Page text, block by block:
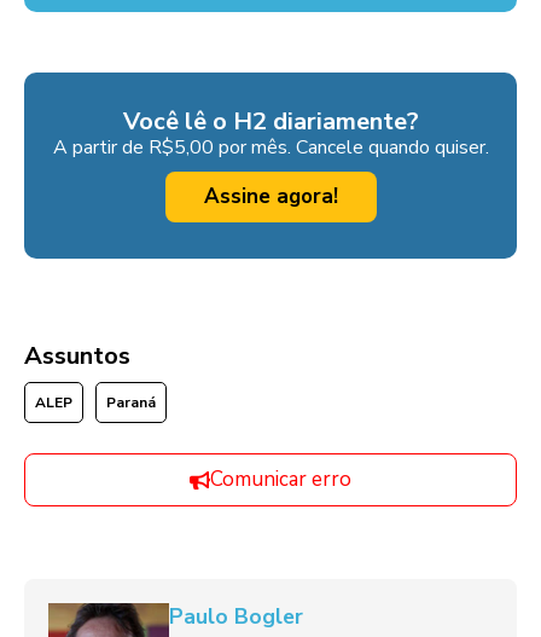
Você lê o H2 diariamente?
A partir de R$5,00 por mês. Cancele quando quiser.
Assine agora!
Assuntos
ALEP Paraná
Comunicar erro
Paulo Bogler